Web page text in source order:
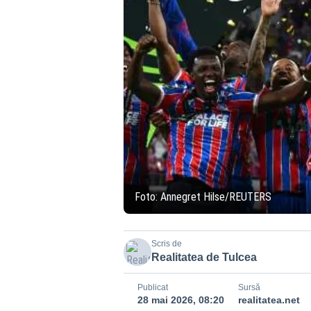
Foto: Annegret Hilse/REUTERS
Scris de
Realitatea de Tulcea
Publicat
28 mai 2026, 08:20
Sursă
realitatea.net